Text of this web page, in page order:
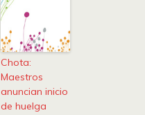
Chota:
Maestros
anuncian inicio
de huelga